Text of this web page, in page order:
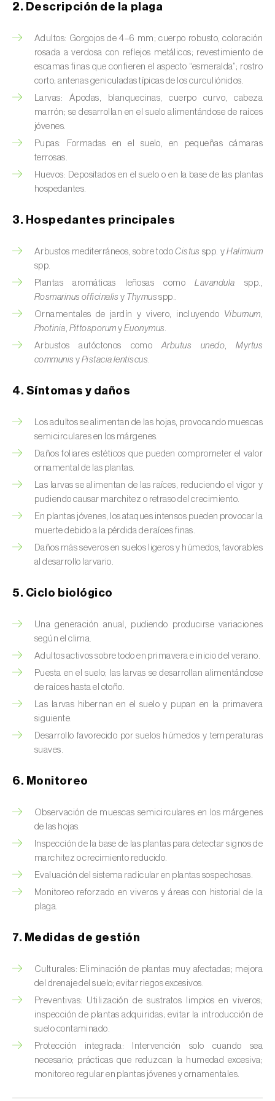
Barrenador del tallo del maíz (
Barrenador del té ( Euwallacea fornicatus, E.
fornicatior, E. perbrevis e E. kuroshio)
Barrenador del tomate (Neoleucinodes
elegantalis)
Barrenillo del almendro (
Barrenillo del olmo (
Barrenillo grabador (
typographus)
Bicho camello (Chrysodeixis chalcites)
Brugo de la encina ( Tortrix viridana )
Cacoecia de los frutales ( Archips rosana
Cantárida (Lytta vesicatoria)
Capua de los frutos (Adoxophyes orana
Cecidomía destructora (
Ceutorrinco de la col (Ceutorhynchus
quadridens)
Ceutorrinco de los nabos (
napi)
Chinche de la morera (Pseudaulacaspis
pentagona)
Chinche de las piñas (Leptoglossus
occidentalis )
Chinche de los eucalyptus (
Chinche del sur (
Nesidiocoris tenuis
Chinche europea de las semillas
(
Metopoplax ditomoides)
Chinche harinosa de la vid ( Planococcus
ficus)
Chinche marrón marmolada (
Chinche roja (Pyrrhocoris apterus)
Chinche verde (Nezara viridula)
Cicadas (Jacobiasca lybica, Scaphoideus
Cigarra espumosa (
Cochinilla de Comstock (
Cochinilla de los cítricos (Planococcus citri
Cochinilla de San José ( Quadraspidiotus (=
Diaspidiotus) perniciosus
Cochinilla obscura ( Pseudococcus viburni)
Cochinilla roja de los cítricos (Aonidiella
2. Descripción de la plaga
Adultos: Gorgojos de 4–6 mm; cuerpo robusto, coloración
rosada a verdosa con reflejos metálicos; revestimiento de
escamas finas que confieren el aspecto “esmeralda”; rostro
corto; antenas geniculadas típicas de los curculiónidos.
Larvas: Ápodas, blanquecinas, cuerpo curvo, cabeza
marrón; se desarrollan en el suelo alimentándose de raíces
jóvenes.
Pupas: Formadas en el suelo, en pequeñas cámaras
terrosas.
Huevos: Depositados en el suelo o en la base de las plantas
hospedantes.
3. Hospedantes principales
Arbustos mediterráneos, sobre todoCistus spp. yHalimium
spp.
Plantas aromáticas leñosas comoLavandula spp.,
Rosmarinus officinalis y Thymus spp..
Ornamentales de jardín y vivero, incluyendo Viburnum,
Photinia, Pittosporum y Euonymus.
Arbustos autóctonos comoArbutus unedo,Myrtus
communis y Pistacia lentiscus.
4. Síntomas y daños
Los adultos se alimentan de las hojas, provocando muescas
semicirculares en los márgenes.
Daños foliares estéticos que pueden comprometer el valor
ornamental de las plantas.
Las larvas se alimentan de las raíces, reduciendo el vigor y
pudiendo causar marchitez o retraso del crecimiento.
En plantas jóvenes, los ataques intensos pueden provocar la
muerte debido a la pérdida de raíces finas.
Daños más severos en suelos ligeros y húmedos, favorables
al desarrollo larvario.
5. Ciclo biológico
Una generación anual, pudiendo producirse variaciones
según el clima.
Adultos activos sobre todo en primavera e inicio del verano.
Puesta en el suelo; las larvas se desarrollan alimentándose
de raíces hasta el otoño.
Las larvas hibernan en el suelo y pupan en la primavera
siguiente.
Desarrollo favorecido por suelos húmedos y temperaturas
suaves.
6. Monitoreo
Observación de muescas semicirculares en los márgenes
de las hojas.
Inspección de la base de las plantas para detectar signos de
marchitez o crecimiento reducido.
Evaluación del sistema radicular en plantas sospechosas.
Monitoreo reforzado en viveros y áreas con historial de la
plaga.
7. Medidas de gestión
Culturales: Eliminación de plantas muy afectadas; mejora
del drenaje del suelo; evitar riegos excesivos.
Preventivas: Utilización de sustratos limpios en viveros;
inspección de plantas adquiridas; evitar la introducción de
suelo contaminado.
Protección integrada: Intervención solo cuando sea
necesario; prácticas que reduzcan la humedad excesiva;
monitoreo regular en plantas jóvenes y ornamentales.